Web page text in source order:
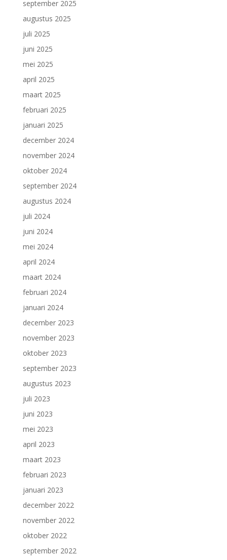
september 2025
augustus 2025
juli 2025
juni 2025
mei 2025
april 2025
maart 2025
februari 2025
januari 2025
december 2024
november 2024
oktober 2024
september 2024
augustus 2024
juli 2024
juni 2024
mei 2024
april 2024
maart 2024
februari 2024
januari 2024
december 2023
november 2023
oktober 2023
september 2023
augustus 2023
juli 2023
juni 2023
mei 2023
april 2023
maart 2023
februari 2023
januari 2023
december 2022
november 2022
oktober 2022
september 2022